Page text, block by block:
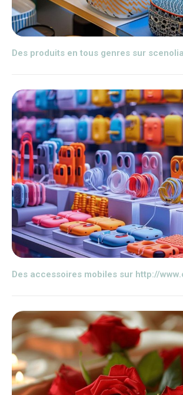
Des produits en tous genres sur
Des accessoires mobiles sur http://